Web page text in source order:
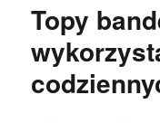
Topy